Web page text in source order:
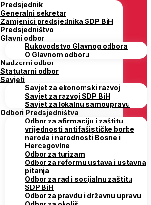
Predsjednik
Generalni sekretar
Zamjenici predsjednika SDP BiH
Predsjedništvo
Glavni odbor
Rukovodstvo Glavnog odbora
O Glavnom odboru
Nadzorni odbor
Statutarni odbor
Savjeti
Savjet za ekonomski razvoj
Savjet za razvoj SDP BiH
Savjet za lokalnu samoupravu
Odbori Predsjedništva
Odbor za afirmaciju i zaštitu
vrijednosti antifašističke borbe
naroda i narodnosti Bosne i
Hercegovine
Odbor za turizam
Odbor za reformu ustava i ustavna
pitanja
Odbor za rad i socijalnu zaštitu
SDP BiH
Odbor za pravdu i državnu upravu